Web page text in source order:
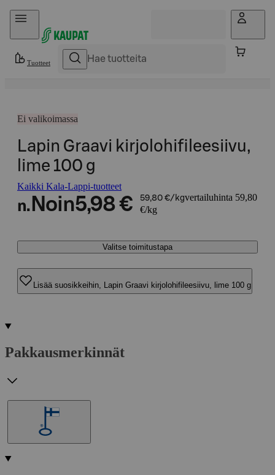
Hyppää sisältöön
Tuotteet
Ei valikoimassa
Lapin Graavi kirjolohifileesiivu,
lime 100 g
Kaikki Kala-Lappi-tuotteet
n. Noin5,98 € 59,80 €/kgvertailuhinta 59,80
€/kg
Valitse toimitustapa
Lisää suosikkeihin, Lapin Graavi kirjolohifileesiivu, lime 100 g
Pakkausmerkinnät